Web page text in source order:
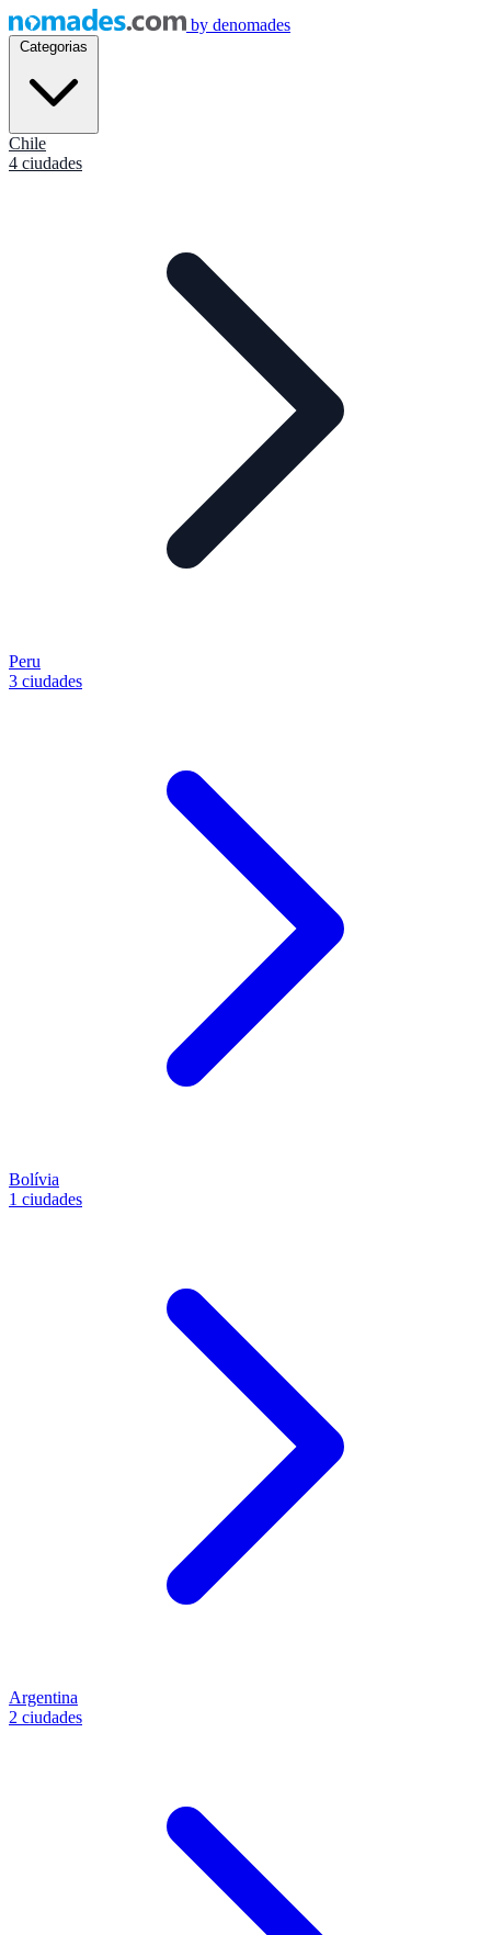
by denomades
Chile
4 ciudades
Peru
3 ciudades
Bolívia
1 ciudades
Argentina
2 ciudades